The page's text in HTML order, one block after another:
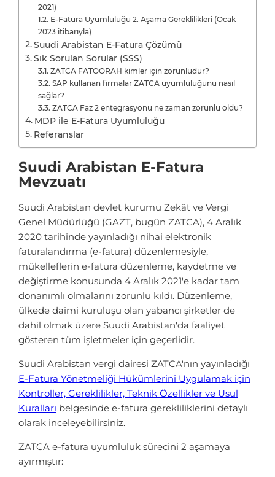
2021)
E-Fatura Uyumluluğu 2. Aşama Gereklilikleri (Ocak
2023 itibarıyla)
Suudi Arabistan E-Fatura Çözümü
Sık Sorulan Sorular (SSS)
ZATCA FATOORAH kimler için zorunludur?
SAP kullanan firmalar ZATCA uyumluluğunu nasıl
sağlar?
ZATCA Faz 2 entegrasyonu ne zaman zorunlu oldu?
MDP ile E-Fatura Uyumluluğu
Referanslar
Suudi Arabistan E-Fatura
Mevzuatı
Suudi Arabistan devlet kurumu Zekât ve Vergi
Genel Müdürlüğü (GAZT, bugün ZATCA), 4 Aralık
2020 tarihinde yayınladığı nihai elektronik
faturalandırma (e-fatura) düzenlemesiyle,
mükelleflerin e-fatura düzenleme, kaydetme ve
değiştirme konusunda 4 Aralık 2021'e kadar tam
donanımlı olmalarını zorunlu kıldı. Düzenleme,
ülkede daimi kuruluşu olan yabancı şirketler de
dahil olmak üzere Suudi Arabistan'da faaliyet
gösteren tüm işletmeler için geçerlidir.
Suudi Arabistan vergi dairesi ZATCA'nın yayınladığı
E-Fatura Yönetmeliği Hükümlerini Uygulamak için
Kontroller, Gereklilikler, Teknik Özellikler ve Usul
Kuralları belgesinde e-fatura gerekliliklerini detaylı
olarak inceleyebilirsiniz.
ZATCA e-fatura uyumluluk sürecini 2 aşamaya
ayırmıştır: